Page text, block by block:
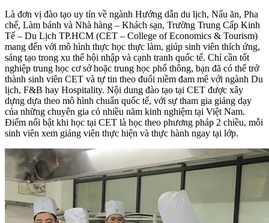
Là đơn vị đào tạo uy tín về ngành Hướng dẫn du lịch, Nấu ăn, Pha
chế, Làm bánh và Nhà hàng – Khách sạn, Trường Trung Cấp Kinh
Tế – Du Lịch TP.HCM (CET – College of Economics & Tourism)
mang đến với mô hình thực học thực làm, giúp sinh viên thích ứng,
sáng tạo trong xu thế hội nhập và cạnh tranh quốc tế. Chỉ cần tốt
nghiệp trung học cơ sở hoặc trung học phổ thông, bạn đã có thể trở
thành sinh viên CET và tự tin theo đuổi niềm đam mê với ngành Du
lịch, F&B hay Hospitality. Nội dung đào tạo tại CET được xây
dựng dựa theo mô hình chuẩn quốc tế, với sự tham gia giảng dạy
của những chuyên gia có nhiều năm kinh nghiệm tại Việt Nam.
Điểm nổi bật khi học tại CET là học theo phương pháp 2 chiều, mỗi
sinh viên xem giảng viên thực hiện và thực hành ngay tại lớp.